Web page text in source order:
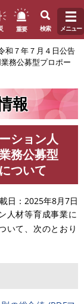
重要 検索 メニュー
和７年７月４日公告
務公募型プロポー
報
ション人
務公募型
ついて
日
2025年8月7日
人材等育成事業に
いて、次のとおり